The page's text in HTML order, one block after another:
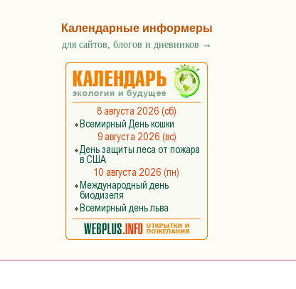
Календарные информеры
для сайтов, блогов и дневников →